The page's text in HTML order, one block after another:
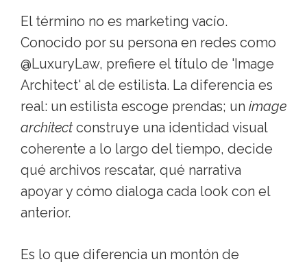
El término no es marketing vacío.
Conocido por su persona en redes como
@LuxuryLaw, prefiere el título de 'Image
Architect' al de estilista. La diferencia es
real: un estilista escoge prendas; un image
architectconstruye una identidad visual
coherente a lo largo del tiempo, decide
qué archivos rescatar, qué narrativa
apoyar y cómo dialoga cada look con el
anterior.
Es lo que diferencia un montón de